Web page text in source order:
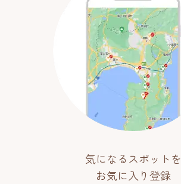
気になるスポットを
お気に入り登録